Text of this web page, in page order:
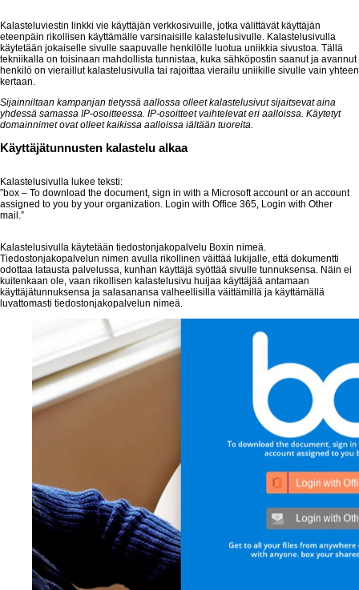
Kalasteluviestin linkki vie käyttäjän verkkosivuille, jotka välittävät käyttäjän
eteenpäin rikollisen käyttämälle varsinaisille kalastelusivulle. Kalastelusivulla
käytetään jokaiselle sivulle saapuvalle henkilölle luotua uniikkia sivustoa. Tällä
tekniikalla on toisinaan mahdollista tunnistaa, kuka sähköpostin saanut ja avannut
henkilö on vieraillut kalastelusivulla tai rajoittaa vierailu uniikille sivulle vain yhteen
kertaan.
Sijainniltaan kampanjan tietyssä aallossa olleet kalastelusivut sijaitsevat aina
yhdessä samassa IP-osoitteessa. IP-osoitteet vaihtelevat eri aalloissa. Käytetyt
domainnimet ovat olleet kaikissa aalloissa iältään tuoreita.
Käyttäjätunnusten kalastelu alkaa
Kalastelusivulla lukee teksti:
”box – To download the document, sign in with a Microsoft account or an account
assigned to you by your organization. Login with Office 365, Login with Other
mail.”
Kalastelusivulla käytetään tiedostonjakopalvelu Boxin nimeä.
Tiedostonjakopalvelun nimen avulla rikollinen väittää lukijalle, että dokumentti
odottaa latausta palvelussa, kunhan käyttäjä syöttää sivulle tunnuksensa. Näin ei
kuitenkaan ole, vaan rikollisen kalastelusivu huijaa käyttäjää antamaan
käyttäjätunnuksensa ja salasanansa valheellisilla väittämillä ja käyttämällä
luvattomasti tiedostonjakopalvelun nimeä.